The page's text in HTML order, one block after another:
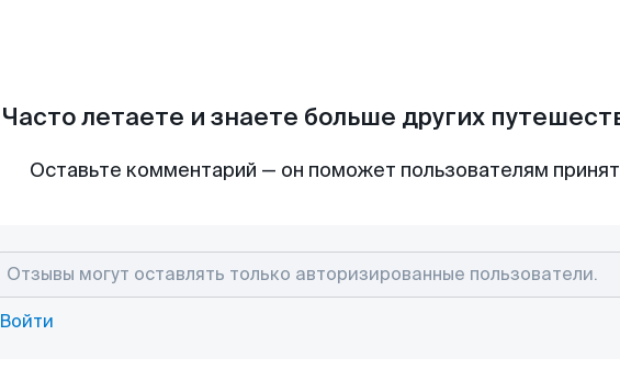
Часто летаете и знаете больше других
Оставьте комментарий — он поможет пользователям
Войти